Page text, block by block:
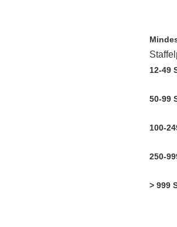
12-49
50-99
100-
250-
> 999